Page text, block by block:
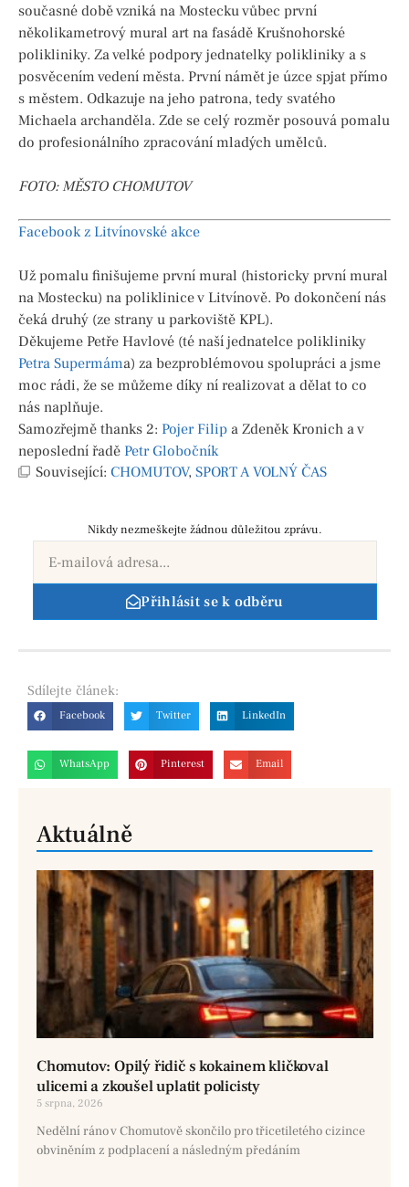
současné době vzniká na Mostecku vůbec první
několikametrový mural art na fasádě Krušnohorské
polikliniky. Za velké podpory jednatelky polikliniky a s
posvěcením vedení města. První námět je úzce spjat přímo
s městem. Odkazuje na jeho patrona, tedy svatého
Michaela archanděla. Zde se celý rozměr posouvá pomalu
do profesionálního zpracování mladých umělců.
FOTO: MĚSTO CHOMUTOV
Facebook z Litvínovské akce
Už pomalu finišujeme první mural (historicky první mural
na Mostecku) na poliklinice v Litvínově. Po dokončení nás
čeká druhý (ze strany u parkoviště KPL).
Děkujeme Petře Havlové (té naší jednatelce polikliniky
Petra Supermáma) za bezproblémovou spolupráci a jsme
moc rádi, že se můžeme díky ní realizovat a dělat to co
nás naplňuje.
Samozřejmě thanks 2: Pojer Filip a Zdeněk Kronich a v
neposlední řadě Petr Globočník
Související: CHOMUTOV, SPORT A VOLNÝ ČAS
Nikdy nezmeškejte žádnou důležitou zprávu.
Přihlásit se k odběru
Sdílejte článek:
Facebook Twitter LinkedIn
WhatsApp Pinterest Email
Aktuálně
Chomutov: Opilý řidič s kokainem kličkoval
ulicemi a zkoušel uplatit policisty
5 srpna, 2026
Nedělní ráno v Chomutově skončilo pro třicetiletého cizince
obviněním z podplacení a následným předáním